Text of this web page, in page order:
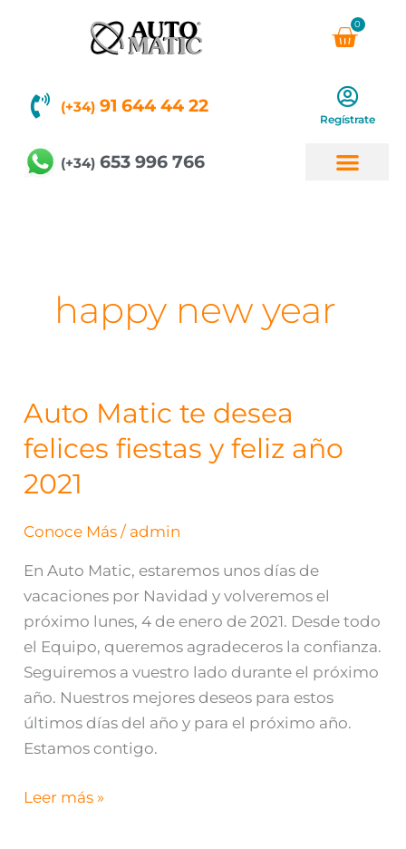
0
(+34) 91 644 44 22
Regístrate
(+34) 653 996 766
happy new year
Auto Matic te desea
felices fiestas y feliz año
2021
Conoce Más / admin
En Auto Matic, estaremos unos días de
vacaciones por Navidad y volveremos el
próximo lunes, 4 de enero de 2021. Desde todo
el Equipo, queremos agradeceros la confianza.
Seguiremos a vuestro lado durante el próximo
año. Nuestros mejores deseos para estos
últimos días del año y para el próximo año.
Estamos contigo.
Auto
Matic
te
desea
fiestas
año
2021
Leer más »